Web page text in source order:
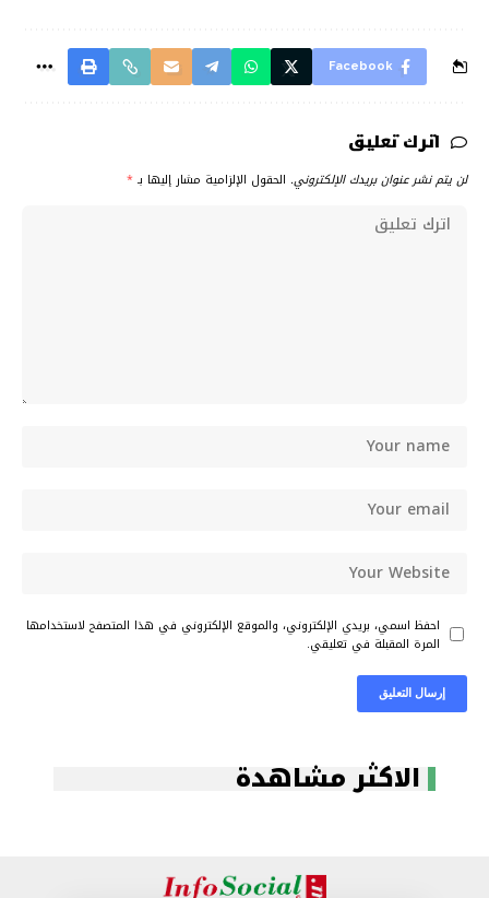
Facebook
اترك تعليق
لن يتم نشر عنوان بريدك الإلكتروني. الحقول الإلزامية مشار إليها بـ *
احفظ اسمي، بريدي الإلكتروني، والموقع الإلكتروني في هذا المتصفح لاستخدامها
المرة المقبلة في تعليقي.
الاكثر مشاهدة